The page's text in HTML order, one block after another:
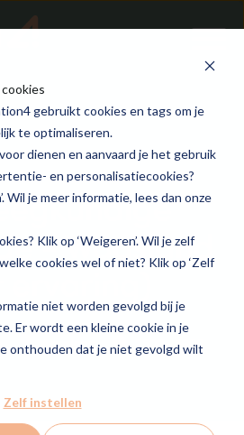
gebruikt cookies en tags om je
te optimaliseren.
dienen en aanvaard je het gebruik
en personalisatiecookies?
Wil je meer informatie, lees dan onze
Klik op ‘Weigeren’. Wil je zelf
cookies wel of niet? Klik op ‘Zelf
niet worden gevolgd bij je
Er wordt een kleine cookie in je
onthouden dat je niet gevolgd wilt
Zelf instellen
- Waasland
ervaring)
Waasland 2500 - 3900